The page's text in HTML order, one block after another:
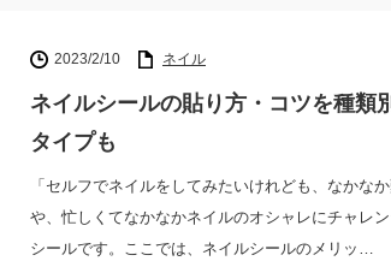
2023/2/10 ネイル
ネイルシールの貼り方・コツを種類
タイプも
「セルフでネイルをしてみたいけれども、なか
や、忙しくてなかなかネイルのオシャレにチャレ
シールです。ここでは、ネイルシールのメリッ…